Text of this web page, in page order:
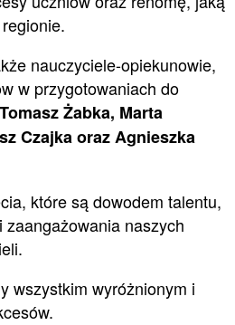
nauczyciele-opiekunowie,
w przygotowaniach do
Tomasz Żabka, Marta
Czajka oraz Agnieszka
które są dowodem talentu,
naszych
wszystkim wyróżnionym i